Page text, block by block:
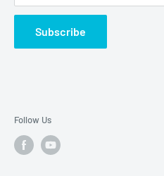
Digital Signage
TV & Monitor
AMR
Accessory
การรับประกันสินค้า
การคืนสินค้า และการคืนเงิน
Subscribe
Follow Us